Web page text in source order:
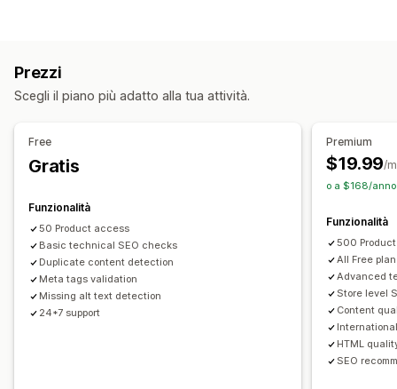
Ottimizzazione URL
Ottimizzazione contenuti Ottimizzazione metadati
Analisi dei concorrenti
Analisi dei contenuti
Monitoraggio del posizionamento
Traffico sul sito web
Prezzi
Scegli il piano più adatto alla tua attività.
Free
Gratis
Funzionalità
50 Product access
Basic technical SEO checks
Duplicate content detection
Meta tags validation
Missing alt text detection
24*7 support
Premium
$19.99/
o a $168/
Funzionalità
500
All Free
Advanced
Store level
Content
HTML
SEO